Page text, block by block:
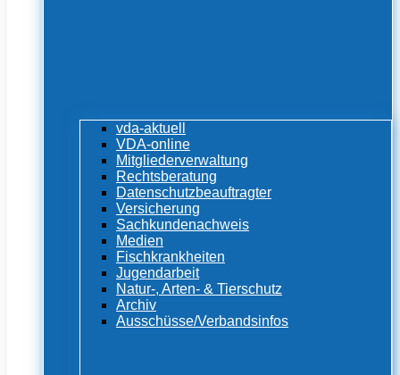
vda-aktuell
VDA-online
Mitgliederverwaltung
Rechtsberatung
Datenschutzbeauftragter
Versicherung
Sachkundenachweis
Medien
Fischkrankheiten
Jugendarbeit
Natur-, Arten- & Tierschutz
Archiv
Ausschüsse/Verbandsinfos